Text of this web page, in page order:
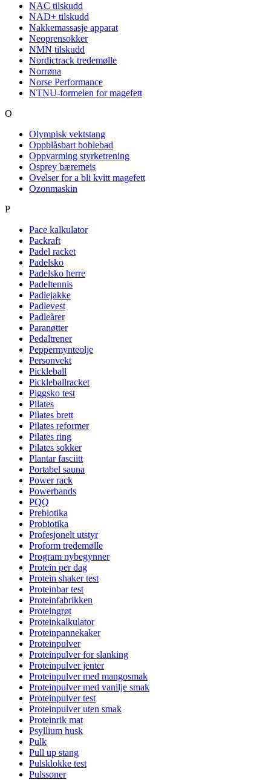
NAC tilskudd
NAD+ tilskudd
Nakkemassasje apparat
Neoprensokker
NMN tilskudd
Nordictrack tredemølle
Norrøna
Norse Performance
NTNU-formelen for magefett
O
Olympisk vektstang
Oppblåsbart boblebad
Oppvarming styrketrening
Osprey bæremeis
Ovelser for a bli kvitt magefett
Ozonmaskin
P
Pace kalkulator
Packraft
Padel racket
Padelsko
Padelsko herre
Padeltennis
Padlejakke
Padlevest
Padleårer
Paranøtter
Pedaltrener
Peppermynteolje
Personvekt
Pickleball
Pickleballracket
Piggsko test
Pilates
Pilates brett
Pilates reformer
Pilates ring
Pilates sokker
Plantar fasciitt
Portabel sauna
Power rack
Powerbands
PQQ
Prebiotika
Probiotika
Profesjonelt utstyr
Proform tredemølle
Program nybegynner
Protein per dag
Protein shaker test
Proteinbar test
Proteinfabrikken
Proteingrøt
Proteinkalkulator
Proteinpannekaker
Proteinpulver
Proteinpulver for slanking
Proteinpulver jenter
Proteinpulver med mangosmak
Proteinpulver med vanilje smak
Proteinpulver test
Proteinpulver uten smak
Proteinrik mat
Psyllium husk
Pulk
Pull up stang
Pulsklokke test
Pulssoner